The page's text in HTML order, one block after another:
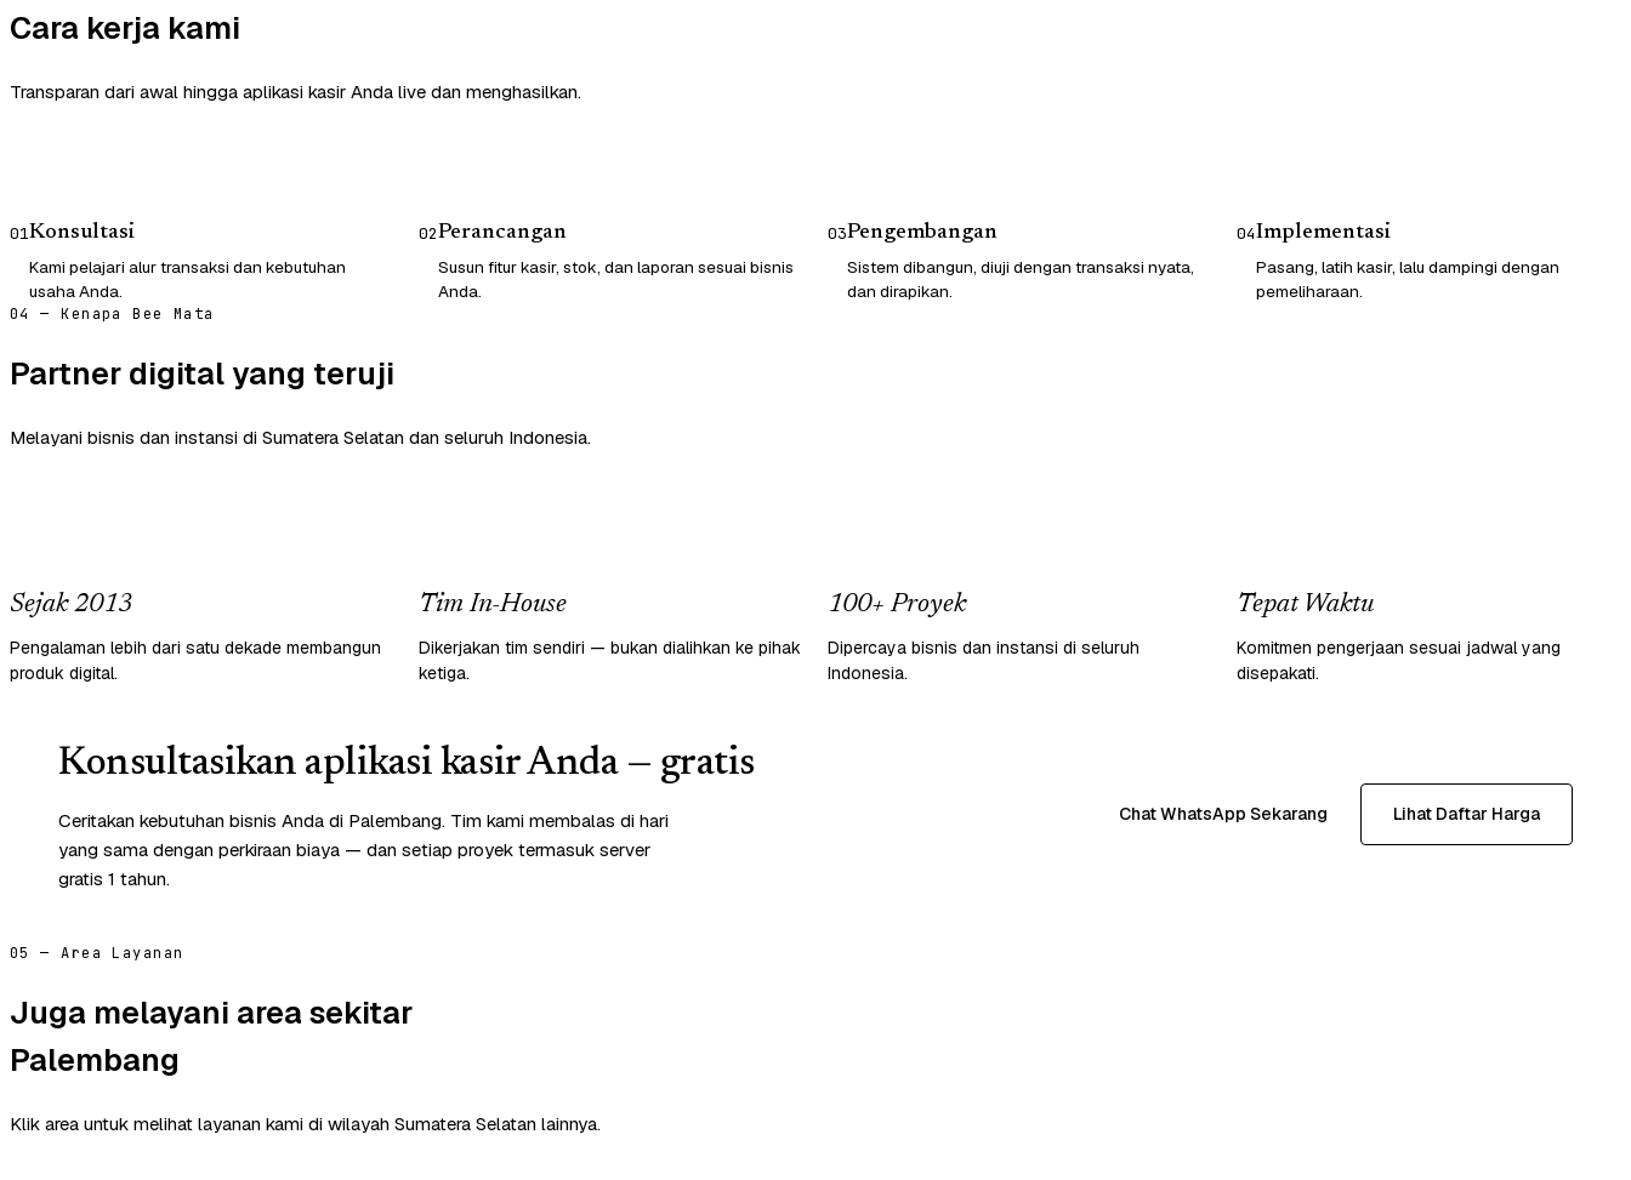
Cara kerja kami
Transparan dari awal hingga aplikasi kasir Anda live dan menghasilkan.
01Konsultasi
Kami pelajari alur transaksi dan kebutuhan
usaha Anda.
02Perancangan
Susun fitur kasir, stok, dan laporan sesuai bisnis
Anda.
03Pengembangan
Sistem dibangun, diuji dengan transaksi nyata,
dan dirapikan.
04Implementasi
Pasang, latih kasir, lalu dampingi dengan
pemeliharaan.
04 — Kenapa Bee Mata
Partner digital yang teruji
Melayani bisnis dan instansi di Sumatera Selatan dan seluruh Indonesia.
Sejak 2013
Pengalaman lebih dari satu dekade membangun
produk digital.
Tim In-House
Dikerjakan tim sendiri — bukan dialihkan ke pihak
ketiga.
100+ Proyek
Dipercaya bisnis dan instansi di seluruh
Indonesia.
Tepat Waktu
Komitmen pengerjaan sesuai jadwal yang
disepakati.
Konsultasikan aplikasi kasir Anda — gratis
Ceritakan kebutuhan bisnis Anda di Palembang. Tim kami membalas di hari
yang sama dengan perkiraan biaya — dan setiap proyek termasuk server
gratis 1 tahun.
Chat WhatsApp Sekarang Lihat Daftar Harga
05 — Area Layanan
Juga melayani area sekitar
Palembang
Klik area untuk melihat layanan kami di wilayah Sumatera Selatan lainnya.